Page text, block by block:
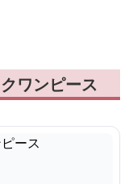
ワンピース